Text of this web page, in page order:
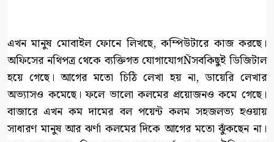
এখন মানুষ মোবাইল ফোনে লিখছে, কম্পিউটারে কাজ করছে।
অফিসের নথিপত্র থেকে ব্যক্তিগত যোগাযোগÑসবকিছুই ডিজিটাল
হয়ে গেছে। আগের মতো চিঠি লেখা হয় না, ডায়েরি লেখার
অভ্যাসও কমেছে। ফলে ভালো কলমের প্রয়োজনও কমে গেছে।
বাজারে এখন কম দামের বল পয়েন্ট কলম সহজলভ্য হওয়ায়
সাধারণ মানুষ আর ঝর্ণা কলমের দিকে আগের মতো ঝুঁকছেন না।